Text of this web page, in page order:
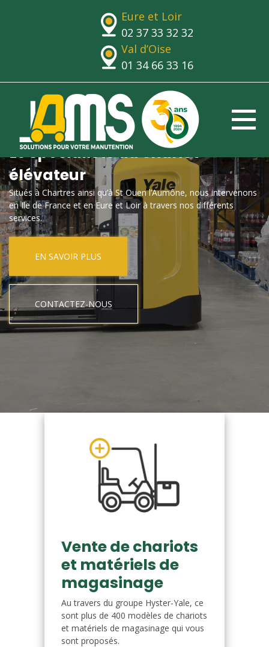
Eure et Loir
02 37 33 32 32
Val d’Oise
01 34 66 33 16
Le spécialiste du chariot
élévateur
Situés à Chartres ainsi qu’à St Ouen l’Aumône, nous intervenons
en Ile de France et en Eure et Loir à travers nos différents
services.
EN SAVOIR PLUS
CONTACTEZ-NOUS
Vente de chariots
et matériels de
magasinage
Au travers du groupe Hyster-Yale, ce
sont plus de 400 modèles de chariots
et matériels de magasinage qui vous
sont proposés.